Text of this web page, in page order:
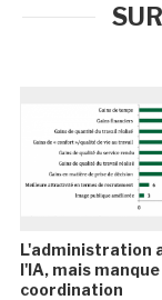
L'administration
l'IA, mais
coordination